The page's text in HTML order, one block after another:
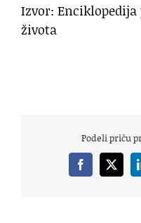
Izvor:
života
Podeli priču
Facebook
X